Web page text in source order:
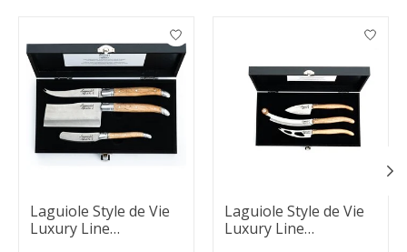
Items van productcarrousel
Laguiole Style de Vie
Luxury Line
Laguiole Style de Vie
Luxury Line